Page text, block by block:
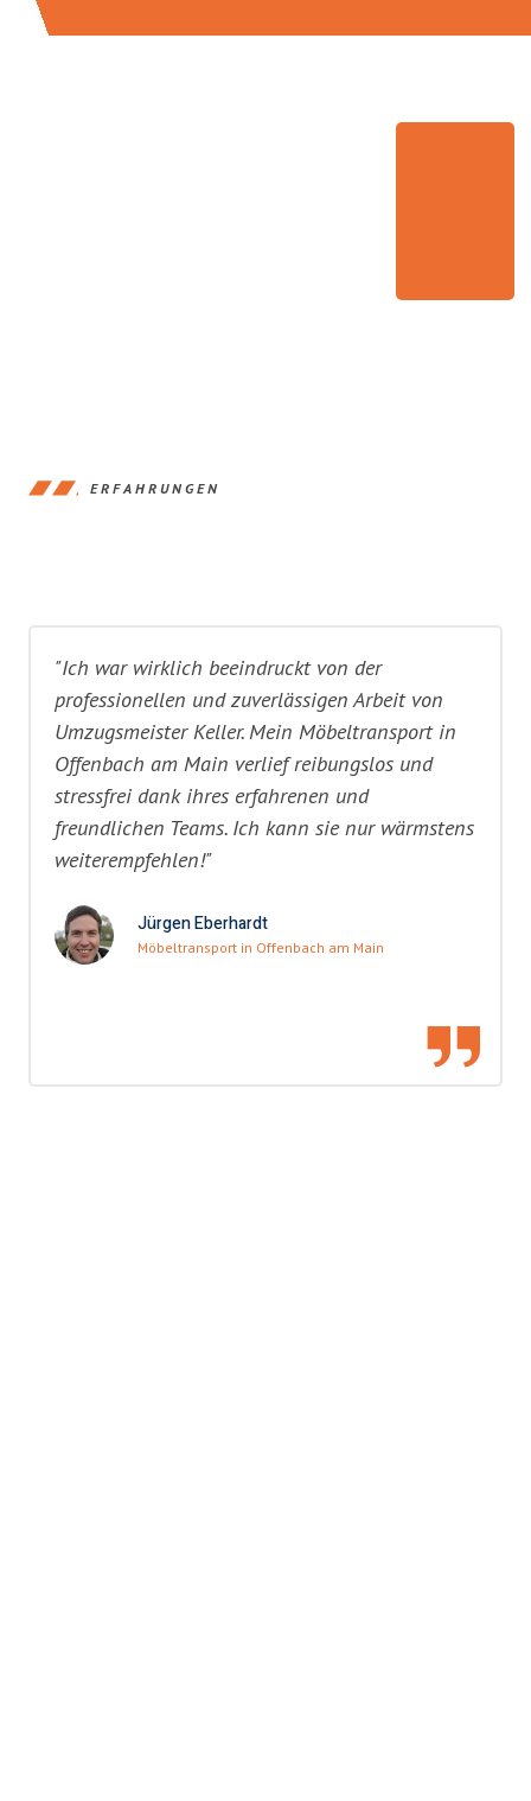
ERFAHRUNGEN
"Ich war wirklich beeindruckt von der
professionellen und zuverlässigen Arbeit von
Umzugsmeister Keller. Mein Möbeltransport in
Offenbach am Main verlief reibungslos und
stressfrei dank ihres erfahrenen und
freundlichen Teams. Ich kann sie nur wärmstens
weiterempfehlen!"
Jürgen Eberhardt
Möbeltransport in Offenbach am Main